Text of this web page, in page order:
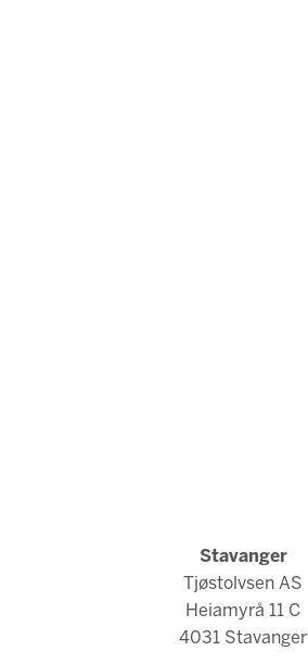
Stavanger
Tjøstolvsen AS
Heiamyrå 11 C
4031 Stavanger